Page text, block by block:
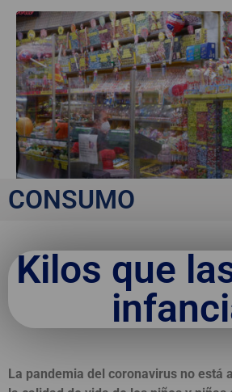
CONSUMO
Kilos que
La pandemia del coronavirus no está